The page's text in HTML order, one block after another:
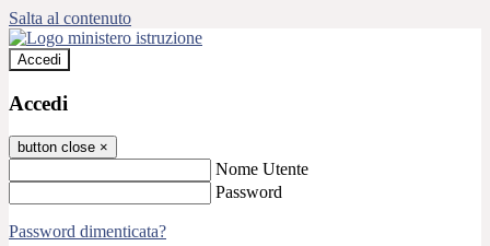
Salta al contenuto
Accedi
Accedi
button close ×
Nome Utente
Password
Password dimenticata?